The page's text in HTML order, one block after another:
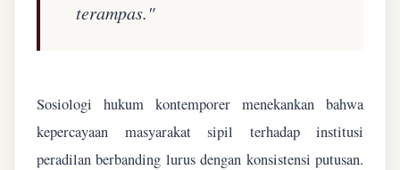
terampas."
Sosiologi hukum kontemporer menekankan bahwa
kepercayaan masyarakat sipil terhadap institusi
peradilan berbanding lurus dengan konsistensi putusan.